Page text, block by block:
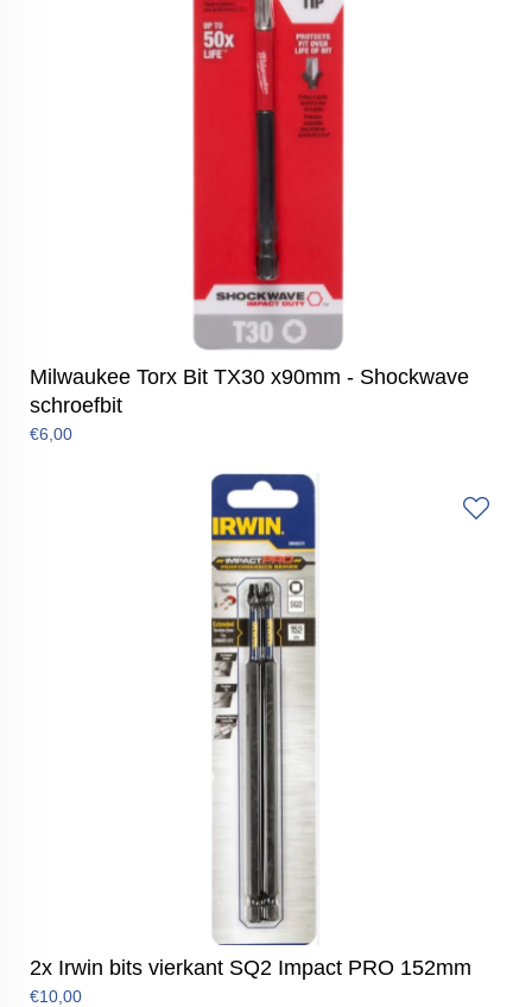
Milwaukee Torx Bit TX30 x90mm - Shockwave
schroefbit
€6,00
2x Irwin bits vierkant SQ2 Impact PRO 152mm
€10,00